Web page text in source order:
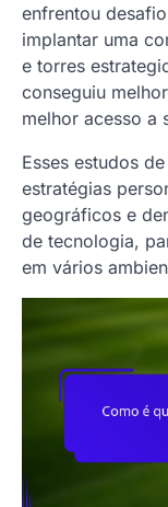
enfrentou
implantar uma
e torres
conseguiu
melhor acesso a
Esses estudos
estratégias
geográficos e
de tecnologia,
em vários